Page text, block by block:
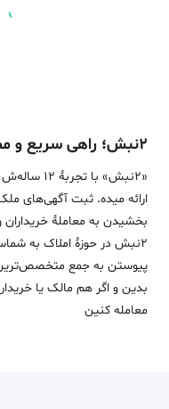
۲نبش؛ راهی سریع و مطمئن برای خانه‌دار شدن
«2نبش» با
ارائه میده. ثبت آگهی‌های
بخشیدن به معاملۀ
2نبش در حوزۀ املاک به
پیوستن به جمع متخصص‌ترین
معامله‌ کنین